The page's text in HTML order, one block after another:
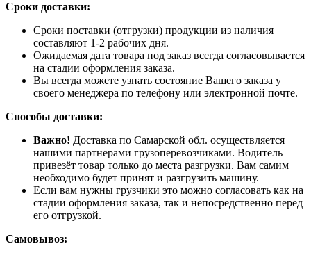
Сроки доставки:
Сроки поставки (отгрузки) продукции из наличия
составляют 1-2 рабочих дня.
Ожидаемая дата товара под заказ всегда согласовывается
на стадии оформления заказа.
Вы всегда можете узнать состояние Вашего заказа у
своего менеджера по телефону или электронной почте.
Способы доставки:
Важно! Доставка по Самарской обл. осуществляется
нашими партнерами грузоперевозчиками. Водитель
привезёт товар только до места разгрузки. Вам самим
необходимо будет принят и разгрузить машину.
Если вам нужны грузчики это можно согласовать как на
стадии оформления заказа, так и непосредственно перед
его отгрузкой.
Самовывоз: